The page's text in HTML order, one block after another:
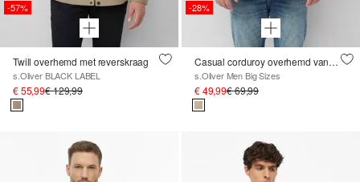
-57%
Twill overhemd met reverskraag
s.Oliver BLACK LABEL
€ 55,99€ 129,99
-28%
Casual corduroy overhemd van stretch katoen
s.Oliver Men Big Sizes
€ 49,99€ 69,99